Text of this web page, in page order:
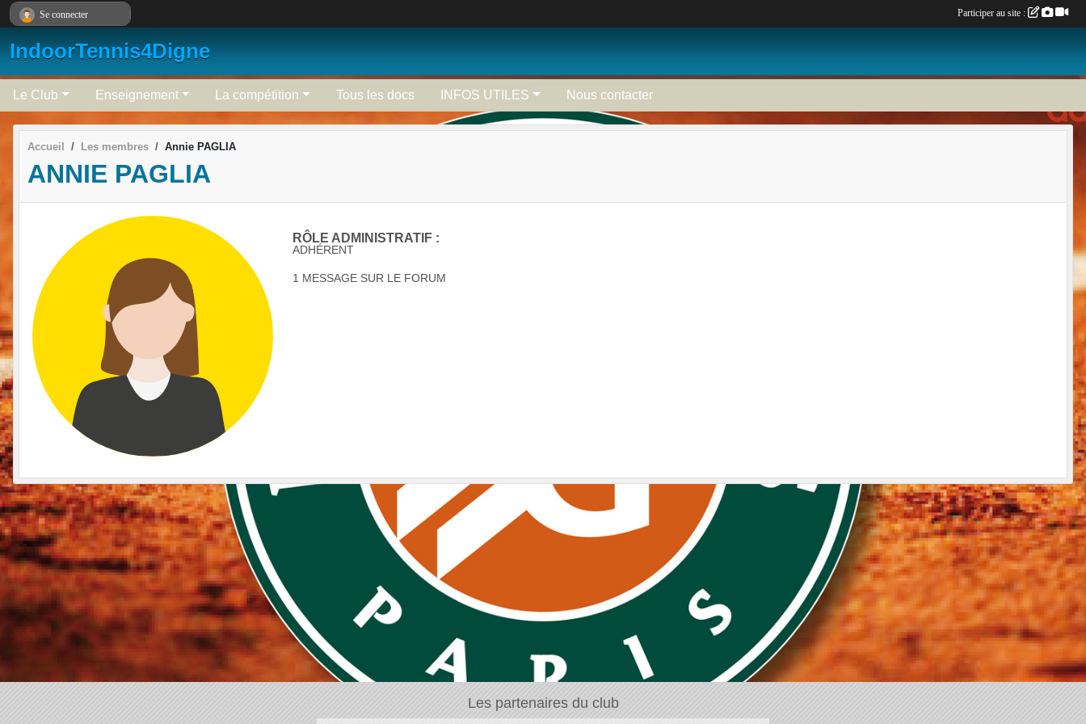
IndoorTennis4Digne
Le Club Enseignement La compétition Tous les docs INFOS UTILES Nous contacter
Accueil Les membres Annie PAGLIA
ANNIE PAGLIA
RÔLE ADMINISTRATIF :
ADHÉRENT
1 MESSAGE SUR LE FORUM
Les partenaires du club
Se connecter Participer au site :
Panneau de gestion des cookies